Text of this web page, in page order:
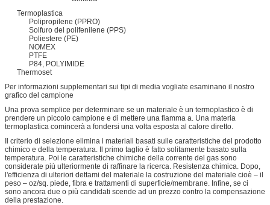
Termoplastica
Polipropilene (PPRO)
Solfuro del polifenilene (PPS)
Poliestere (PE)
NOMEX
PTFE
P84, POLYIMIDE
Thermoset
Per informazioni supplementari sui tipi di media vogliate esaminano il nostro
grafico del campione
Una prova semplice per determinare se un materiale è un termoplastico è di
prendere un piccolo campione e di mettere una fiamma a. Una materia
termoplastica comincerà a fondersi una volta esposta al calore diretto.
Il criterio di selezione elimina i materiali basati sulle caratteristiche del prodotto
chimico e della temperatura. Il primo taglio è fatto solitamente basato sulla
temperatura. Poi le caratteristiche chimiche della corrente del gas sono
considerate più ulteriormente di raffinare la ricerca. Resistenza chimica. Dopo,
l'efficienza di ulteriori dettami del materiale la costruzione del materiale cioè – il
peso – oz/sq. piede, fibra e trattamenti di superficie/membrane. Infine, se ci
sono ancora due o più candidati scende ad un prezzo contro la compensazione
della prestazione.